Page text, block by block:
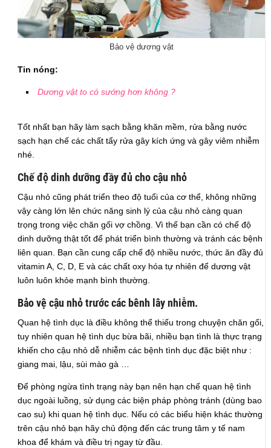
Bảo vệ dương vật
Tin nóng:
Dương vật to có sướng hơn không ?
Tốt nhất bạn hãy làm sạch bằng khăn mềm, rửa bằng nước
sạch hạn chế các chất tẩy rửa gây kích ứng và gây viêm nhiễm
nhé.
Chế độ dinh dưỡng đầy đủ cho cậu nhỏ
Cậu nhỏ cũng phát triển theo độ tuổi của cơ thể, không những
vậy càng lớn lên chức năng sinh lý của cậu nhỏ càng quan
trọng trong việc chăn gối vợ chồng. Vì thế bạn cần có chế độ
dinh dưỡng thật tốt để phát triển bình thường và tránh các bệnh
liên quan. Bạn cần cung cấp chế độ nhiều nước, thức ăn đầy đủ
vitamin A, C, D, E và các chất oxy hóa tự nhiên để dương vật
luôn luôn khỏe mạnh bình thường.
Bảo vệ cậu nhỏ trước các bênh lây nhiễm.
Quan hệ tình dục là điều không thể thiếu trong chuyện chăn gối,
tuy nhiên quan hệ tình dục bừa bãi, nhiều bạn tình là thực trạng
khiến cho cậu nhỏ dễ nhiễm các bệnh tình dục đặc biệt như :
giang mai, lậu, sùi mào gà …
Để phòng ngừa tình trạng này bạn nên hạn chế quan hệ tình
dục ngoài luồng, sử dụng các biện pháp phòng tránh (dùng bao
cao su) khi quan hệ tình dục. Nếu có các biểu hiện khác thường
trên cậu nhỏ bạn hãy chủ động đến các trung tâm y tế nam
khoa để khám và điều trị ngay từ đầu.